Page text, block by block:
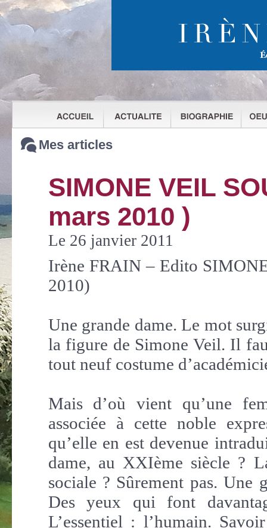
Mes articles
SIMONE VEIL
mars 2010 )
Le 26 janvier 2011
Irène FRAIN – Edito
2010)
Une grande dame. Le mot
la figure de Simone Veil. Il
tout neuf costume
Mais d’où vient qu’une
associée à cette noble
qu’elle en est devenue
dame, au XXIème siècle ?
sociale ? Sûrement pas. Une
Des yeux qui font
L’essentiel : l’humain.